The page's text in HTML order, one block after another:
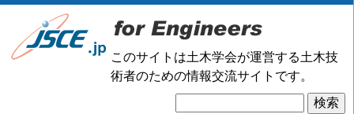
メ
このサイトは土木学会が運営する土木技
術者のための情報交流サイトです。